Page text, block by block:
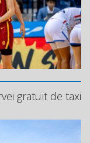
gratuït de taxi